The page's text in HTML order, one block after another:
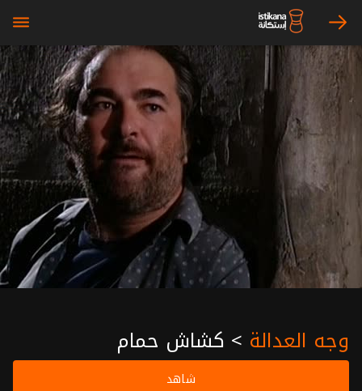
arrow_right
bars
وجه العدالة > كشاش حمام
شاهد